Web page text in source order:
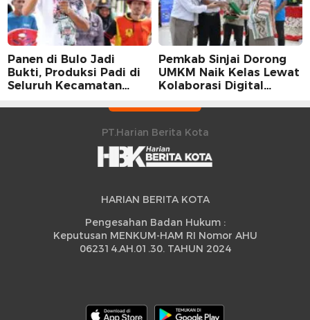
Panen di Bulo Jadi
Bukti, Produksi Padi di
Seluruh Kecamatan
Peningkatan
Pemkab Sinjai Dorong
UMKM Naik Kelas Lewat
Kolaborasi Digital
PT.Harian Berita Kota
HARIAN BERITA KOTA
Pengesahan Badan Hukum :
Keputusan MENKUM-HAM RI Nomor AHU
062314.AH.01.30. TAHUN 2024